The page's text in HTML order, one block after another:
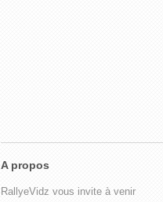
A propos
RallyeVidz vous invite à venir